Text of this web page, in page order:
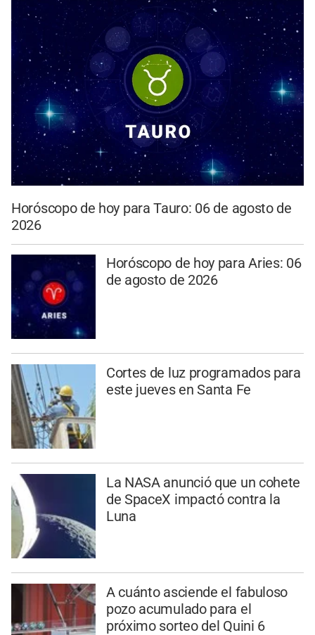
Horóscopo de hoy para Tauro: 06 de agosto de
2026
Horóscopo de hoy para Aries: 06
de agosto de 2026
Cortes de luz programados para
este jueves en Santa Fe
La NASA anunció que un cohete
de SpaceX impactó contra la
Luna
A cuánto asciende el fabuloso
pozo acumulado para el
próximo sorteo del Quini 6